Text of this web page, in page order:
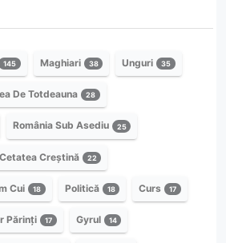
145 Maghiari 38 Unguri 35
De Totdeauna 28
România Sub Asediu 25
Cetatea Creștină 22
Cui 18 Politică 18 Curs 17
Părinți 17 Gyrul 14